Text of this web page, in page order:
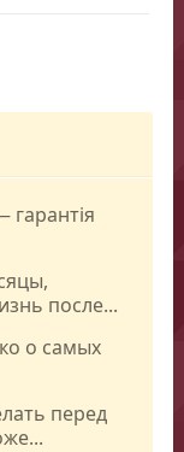
гарантія
после...
о самых
перед